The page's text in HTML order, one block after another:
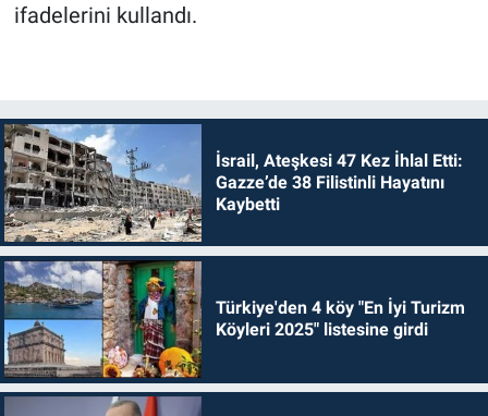
ifadelerini kullandı.
İsrail, Ateşkesi 47 Kez İhlal Etti:
Gazze’de 38 Filistinli Hayatını
Kaybetti
Türkiye'den 4 köy "En İyi Turizm
Köyleri 2025" listesine girdi